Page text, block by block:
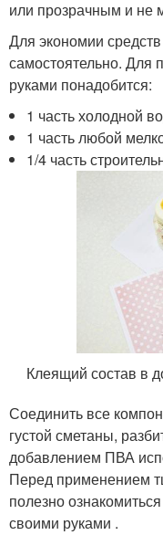
или прозрачным и не
Для экономии
самостоятельно. Для
руками понадобится:
1 часть холодной
1 часть любой
1/4 часть
Клеящий состав в
Соединить все
густой сметаны,
добавлением ПВА
Перед применением
полезно
своими руками .